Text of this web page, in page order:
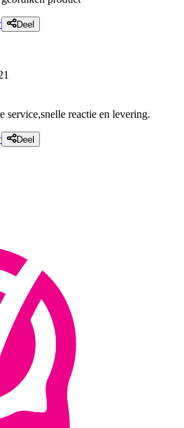
Deel
service,snelle reactie en levering.
Deel